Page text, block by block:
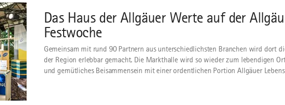
Das Haus der Allgäuer Werte auf der
Festwoche
Gemeinsam mit rund 90 Partnern aus unterschiedlichsten Branchen wird dort
der Region erlebbar gemacht. Die Markthalle wird so wieder zum lebendigen
und gemütliches Beisammensein mit einer ordentlichen Portion Allgäuer